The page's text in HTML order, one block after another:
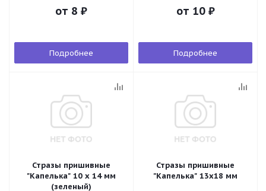
от 8 ₽
Подробнее
от 10 ₽
Подробнее
Стразы пришивные
"Капелька" 10 х 14 мм
(зеленый)
Стразы пришивные
"Капелька" 13х18 мм